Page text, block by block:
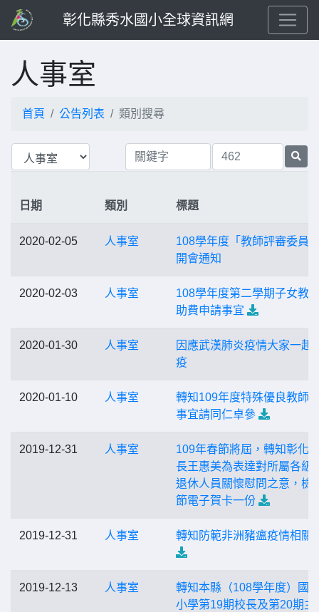
彰化縣秀水國小全球資訊網
人事室
首頁 公告列表 類別搜尋
日期 類別 標題
2020-02-05 人事室
108學年度「教師評審委員
開會通知
2020-02-03 人事室
108學年度第二學期子女教
助費申請事宜
2020-01-30 人事室
因應武漢肺炎疫情大家一起
疫
2020-01-10 人事室
轉知109年度特殊優良教師
事宜請同仁卓參
2019-12-31 人事室
109年春節將屆，轉知彰化
長王惠美為表達對所屬各級
退休人員關懷慰問之意，檢
節電子賀卡一份
2019-12-31 人事室 轉知防範非洲豬瘟疫情相關
2019-12-13 人事室
轉知本縣（108學年度）國
小學第19期校長及第20期主